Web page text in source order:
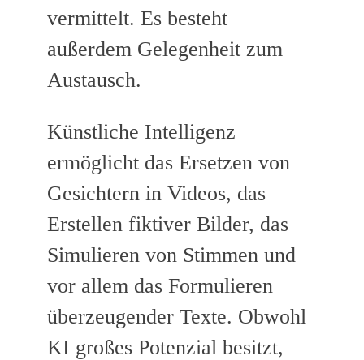
vermittelt. Es besteht
außerdem Gelegenheit zum
Austausch.
Künstliche Intelligenz
ermöglicht das Ersetzen von
Gesichtern in Videos, das
Erstellen fiktiver Bilder, das
Simulieren von Stimmen und
vor allem das Formulieren
überzeugender Texte. Obwohl
KI großes Potenzial besitzt,